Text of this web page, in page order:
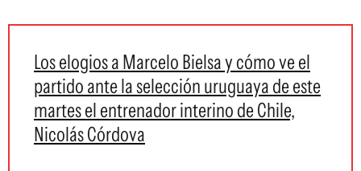
Los elogios a Marcelo Bielsa y cómo ve el
partido ante la selección uruguaya de este
martes el entrenador interino de Chile,
Nicolás Córdova